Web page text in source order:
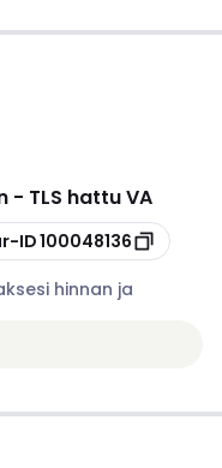
TLS hattu VA
ID100048136
hinnan ja